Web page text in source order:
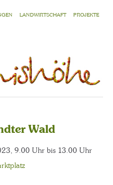
LANDWIRTSCHAFT PROJEKTE
Wald
9.00 Uhr bis 13.00 Uhr